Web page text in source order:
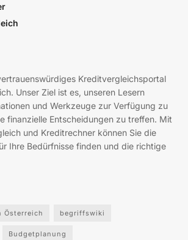
Kreditvergleichsportal
Unser Ziel ist es, unseren Lesern
und Werkzeuge zur Verfügung zu
finanzielle Entscheidungen zu treffen. Mit
und Kreditrechner können Sie die
Ihre Bedürfnisse finden und die richtige
Österreich begriffswiki
Budgetplanung